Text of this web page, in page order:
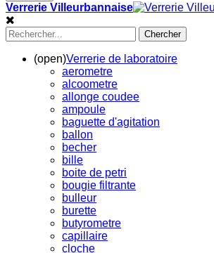
Verrerie Villeurbannaise
Chercher
(open)Verrerie de laboratoire
aerometre
alcoometre
allonge coudee
ampoule
baguette d'agitation
ballon
becher
bille
boite de petri
bougie filtrante
bulleur
burette
butyrometre
capillaire
cloche